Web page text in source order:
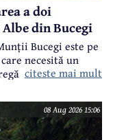
a doi
din Bucegi
Bucegi este pe
necesită un
specifică.
citeste mai mult
08 Aug 2026 15:06